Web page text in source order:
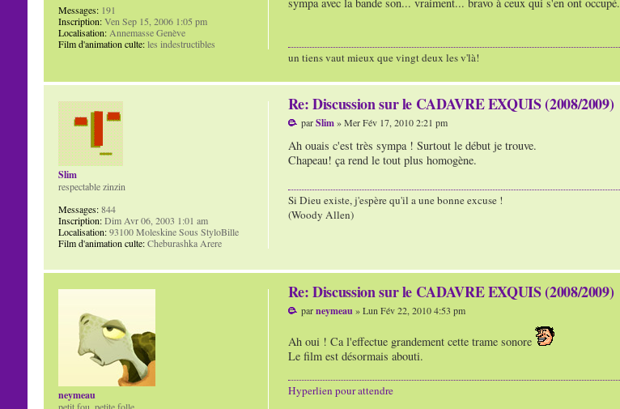
un tiens vaut mieux que vingt deux les v'là!
Messages:191
Inscription:Ven Sep 15, 2006 1:05 pm
Localisation:Annemasse Genève
Film d'animation culte:les indestructibles
Re: Discussion sur le CADAVRE EXQUIS (2008/2009)
parSlim» Mer Fév 17, 2010 2:21 pm
Ah ouais c'est très sympa ! Surtout le début je trouve.
Chapeau! ça rend le tout plus homogène.
Si Dieu existe, j'espère qu'il a une bonne excuse !
(Woody Allen)
Slim
respectable zinzin
Messages:844
Inscription:Dim Avr 06, 2003 1:01 am
Localisation:93100 Moleskine Sous StyloBille
Film d'animation culte:Cheburashka Arere
Re: Discussion sur le CADAVRE EXQUIS (2008/2009)
parneymeau» Lun Fév 22, 2010 4:53 pm
Ah oui ! Ca l'effectue grandement cette trame sonore
Le film est désormais abouti.
Hyperlien pour attendre
neymeau